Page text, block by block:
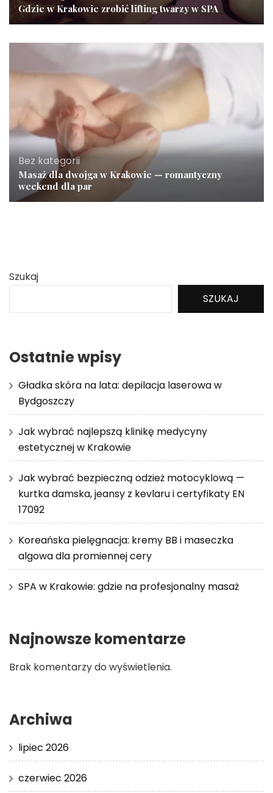
Gdzie w Krakowie zrobić lifting twarzy w SPA
Bez kategorii
Masaż dla dwojga w Krakowie — romantyczny
weekend dla par
Szukaj
SZUKAJ
Ostatnie wpisy
Gładka skóra na lata: depilacja laserowa w
Bydgoszczy
Jak wybrać najlepszą klinikę medycyny
estetycznej w Krakowie
Jak wybrać bezpieczną odzież motocyklową —
kurtka damska, jeansy z kevlaru i certyfikaty EN
17092
Koreańska pielęgnacja: kremy BB i maseczka
algowa dla promiennej cery
SPA w Krakowie: gdzie na profesjonalny masaż
Najnowsze komentarze
Brak komentarzy do wyświetlenia.
Archiwa
lipiec 2026
czerwiec 2026